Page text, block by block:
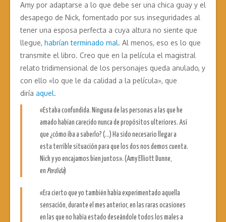
Amy por adaptarse a lo que debe ser una chica guay y el
desapego de Nick, fomentado por sus inseguridades al
tener una esposa perfecta a cuya altura no siente que
llegue, habrían terminado mal. Al menos, eso es lo que
transmite el libro. Creo que en la película el magistral
relato tridimensional de los personajes queda anulado, y
con ello «lo que le da calidad a la película», que
diría aquel.
«Estaba confundida. Ninguna de las personas a las que he
amado habían carecido nunca de propósitos ulteriores. Así
que ¿cómo iba a saberlo? (…) Ha sido necesario llegar a
esta terrible situación para que los dos nos demos cuenta.
Nick y yo encajamos bien juntos». (Amy Elliott Dunne,
en Perdida)
«Era cierto que yo también había experimentado aquella
sensación, durante el mes anterior, en las raras ocasiones
en las que no había estado deseándole todos los males a